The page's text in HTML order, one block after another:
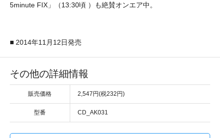
5minute FIX」（13:30頃 ）も絶賛オンエア中。
■ 2014年11月12日発売
その他の詳細情報
販売価格 2,547円(税232円)
型番 CD_AK031